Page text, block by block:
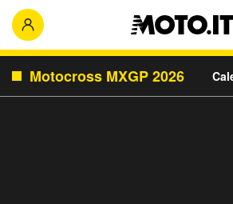
Motocross MXGP 2026